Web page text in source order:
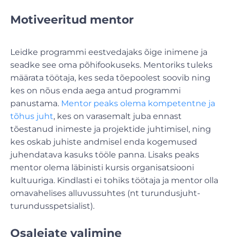
Motiveeritud mentor
Leidke programmi eestvedajaks õige inimene ja
seadke see oma põhifookuseks. Mentoriks tuleks
määrata töötaja, kes seda tõepoolest soovib ning
kes on nõus enda aega antud programmi
panustama. Mentor peaks olema kompetentne ja
tõhus juht, kes on varasemalt juba ennast
tõestanud inimeste ja projektide juhtimisel, ning
kes oskab juhiste andmisel enda kogemused
juhendatava kasuks tööle panna. Lisaks peaks
mentor olema läbinisti kursis organisatsiooni
kultuuriga. Kindlasti ei tohiks töötaja ja mentor olla
omavahelises alluvussuhtes (nt turundusjuht-
turundusspetsialist).
Osalejate valimine